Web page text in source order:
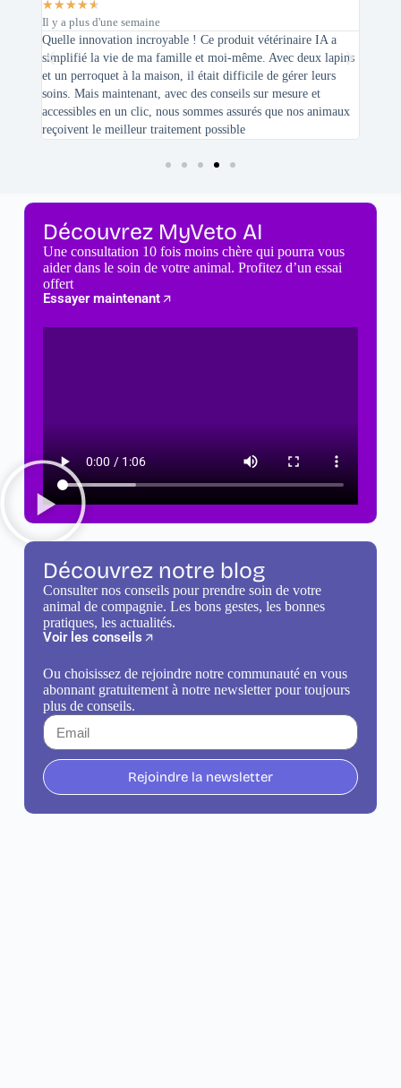
★★★★★
Il y a plus d'une semaine
Quelle innovation incroyable ! Ce produit vétérinaire IA a
simplifié la vie de ma famille et moi-même. Avec deux lapins
et un perroquet à la maison, il était difficile de gérer leurs
soins. Mais maintenant, avec des conseils sur mesure et
accessibles en un clic, nous sommes assurés que nos animaux
reçoivent le meilleur traitement possible
Découvrez MyVeto AI
Une consultation 10 fois moins chère qui pourra vous
aider dans le soin de votre animal. Profitez d’un essai
offert
Essayer maintenant
Découvrez notre blog
Consulter nos conseils pour prendre soin de votre
animal de compagnie. Les bons gestes, les bonnes
pratiques, les actualités.
Voir les conseils
Ou choisissez de rejoindre notre communauté en vous
abonnant gratuitement à notre newsletter pour toujours
plus de conseils.
Rejoindre la newsletter